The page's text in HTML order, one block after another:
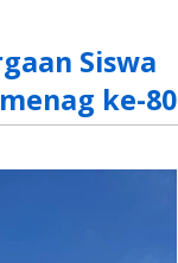
Siswa
ke-80